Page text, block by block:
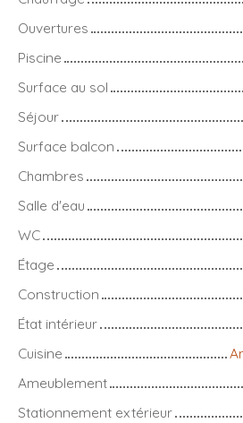
Ouvertures
Piscine
Surface au sol
Séjour
Surface balcon
Chambres
Salle d'eau
WC
Étage
Construction
État intérieur
Cuisine
Ameublement
Stationnement extérieur